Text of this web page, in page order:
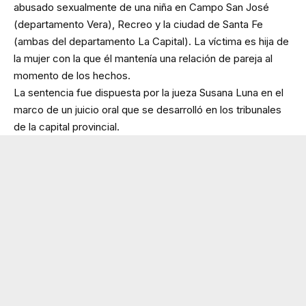
abusado sexualmente de una niña en Campo San José
(departamento Vera), Recreo y la ciudad de Santa Fe
(ambas del departamento La Capital). La víctima es hija de
la mujer con la que él mantenía una relación de pareja al
momento de los hechos.
La sentencia fue dispuesta por la jueza Susana Luna en el
marco de un juicio oral que se desarrolló en los tribunales
de la capital provincial.